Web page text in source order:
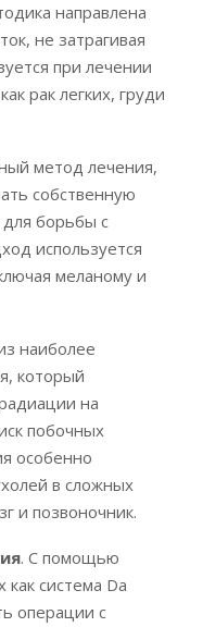
направлена
не затрагивая
при лечении
рак легких, груди
метод лечения,
собственную
борьбы с
используется
меланому и
наиболее
который
на
побочных
особенно
в сложных
и позвоночник.
. С помощью
система Da
операции с